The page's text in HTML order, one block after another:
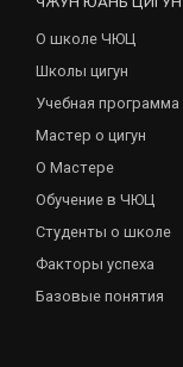
О школе ЧЮЦ
Школы цигун
Учебная программа
Мастер о цигун
О Мастере
Обучение в ЧЮЦ
Студенты о школе
Факторы успеха
Базовые понятия